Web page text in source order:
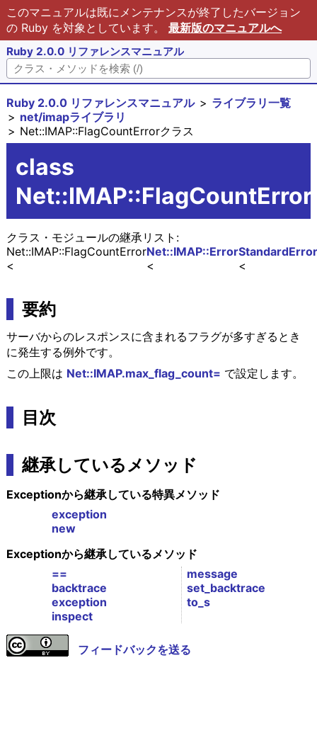
このマニュアルは既にメンテナンスが終了したバージョン
の Ruby を対象としています。 最新版のマニュアルへ
Ruby 2.0.0 リファレンスマニュアル
Ruby 2.0.0 リファレンスマニュアル
ライブラリ一覧
net/imapライブラリ
Net::IMAP::FlagCountErrorクラス
class
Net::IMAP::FlagCountError
クラス・モジュールの継承リスト:
StandardError
Net::IMAP::Error
Net::IMAP::FlagCountError
要約
サーバからのレスポンスに含まれるフラグが多すぎるとき
に発生する例外です。
この上限は Net::IMAP.max_flag_count= で設定します。
目次
継承しているメソッド
Exceptionから継承している特異メソッド
exception
new
Exceptionから継承しているメソッド
==
backtrace
exception
inspect
message
set_backtrace
to_s
フィードバックを送る